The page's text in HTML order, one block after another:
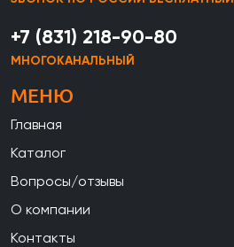
+7 (831) 218-90-80
МНОГОКАНАЛЬНЫЙ
МЕНЮ
Главная
Каталог
Вопросы/отзывы
О компании
Контакты